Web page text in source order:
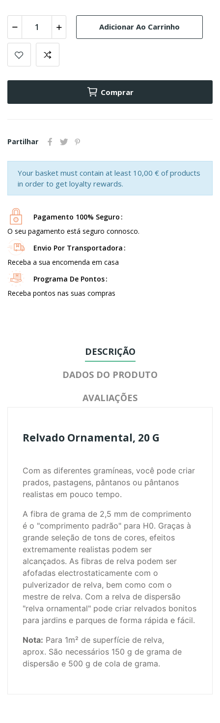
Adicionar Ao Carrinho
Comprar
Partilhar
Your basket must contain at least 10,00 € of products
in order to get loyalty rewards.
Pagamento 100% Seguro
O seu pagamento está seguro connosco.
Envio Por Transportadora
Receba a sua encomenda em casa
Programa De Pontos
Receba pontos nas suas compras
DESCRIÇÃO
DADOS DO PRODUTO
AVALIAÇÕES
Relvado Ornamental, 20 G
Com as diferentes gramíneas, você pode criar
prados, pastagens, pântanos ou pântanos
realistas em pouco tempo.
A fibra de grama de 2,5 mm de comprimento
é o "comprimento padrão" para H0. Graças à
grande seleção de tons de cores, efeitos
extremamente realistas podem ser
alcançados. As fibras de relva podem ser
afofadas electrostaticamente com o
pulverizador de relva, bem como com o
mestre de relva. Com a relva de dispersão
"relva ornamental" pode criar relvados bonitos
para jardins e parques de forma rápida e fácil.
Nota: Para 1m² de superfície de relva,
aprox. São necessários 150 g de grama de
dispersão e 500 g de cola de grama.